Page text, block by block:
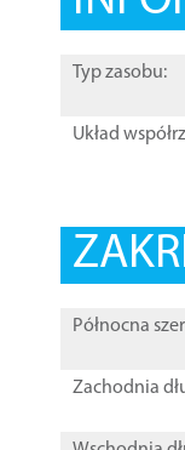
Typ zasobu:
Układ
Północna
Zachodnia